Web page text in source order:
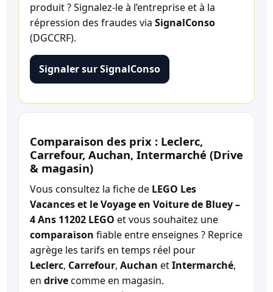
produit ? Signalez-le à l’entreprise et à la
répression des fraudes via SignalConso
(DGCCRF).
Signaler sur SignalConso
Comparaison des prix : Leclerc,
Carrefour, Auchan, Intermarché (Drive
& magasin)
Vous consultez la fiche de LEGO Les
Vacances et le Voyage en Voiture de Bluey –
4 Ans 11202 LEGO et vous souhaitez une
comparaison fiable entre enseignes ? Reprice
agrège les tarifs en temps réel pour
Leclerc, Carrefour, Auchan etIntermarché,
en drivecomme en magasin.